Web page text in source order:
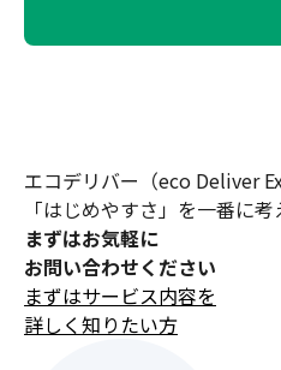
エコデリバー（eco Deliver
「はじめやすさ」を一番に考
まずはお気軽に
お問い合わせください
まずはサービス内容を
詳しく知りたい方